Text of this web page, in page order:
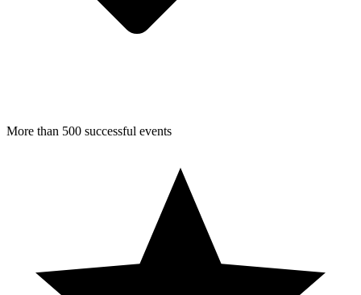
More than 500 successful events